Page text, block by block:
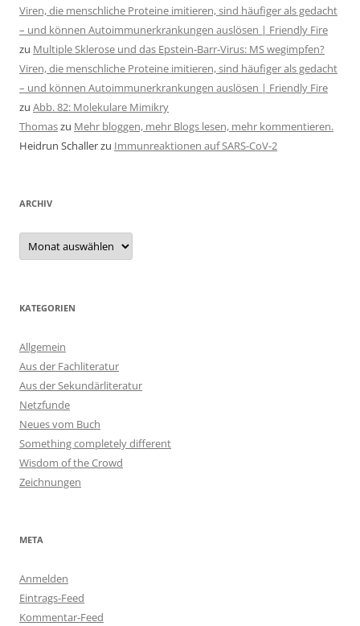
Viren, die menschliche Proteine imitieren, sind häufiger als gedacht
– und können Autoimmunerkrankungen auslösen | Friendly Fire
zu Multiple Sklerose und das Epstein-Barr-Virus: MS wegimpfen?
Viren, die menschliche Proteine imitieren, sind häufiger als gedacht
– und können Autoimmunerkrankungen auslösen | Friendly Fire
zu Abb. 82: Molekulare Mimikry
Thomaszu Mehr bloggen, mehr Blogs lesen, mehr kommentieren.
Heidrun Schallerzu Immunreaktionen auf SARS-CoV-2
ARCHIV
Archiv
KATEGORIEN
Allgemein
Aus der Fachliteratur
Aus der Sekundärliteratur
Netzfunde
Neues vom Buch
Something completely different
Wisdom of the Crowd
Zeichnungen
META
Anmelden
Eintrags-Feed
Kommentar-Feed